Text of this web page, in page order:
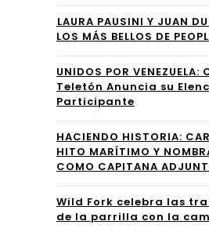
Elt
on
Joh
AID
S
Fou
nda
E
”
⁠LAURA PAUSINI Y JUAN
LOS MÁS BELLOS DE
UNIDOS POR
Teletón Anuncia su
Participante
HACIENDO HISTORIA:
HITO MARÍTIMO Y
COMO CAPITANA
Wild Fork celebra las
de la parrilla con la